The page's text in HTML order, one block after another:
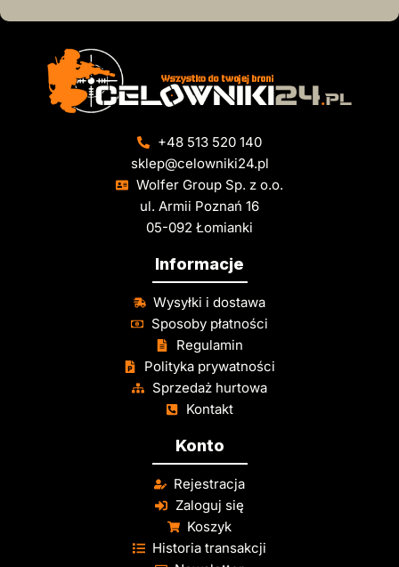
+48 513 520 140
sklep@celowniki24.pl
Wolfer Group Sp. z o.o.
ul. Armii Poznań 16
05-092 Łomianki
Informacje
Wysyłki i dostawa
Sposoby płatności
Regulamin
Polityka prywatności
Sprzedaż hurtowa
Kontakt
Konto
Rejestracja
Zaloguj się
Koszyk
Historia transakcji